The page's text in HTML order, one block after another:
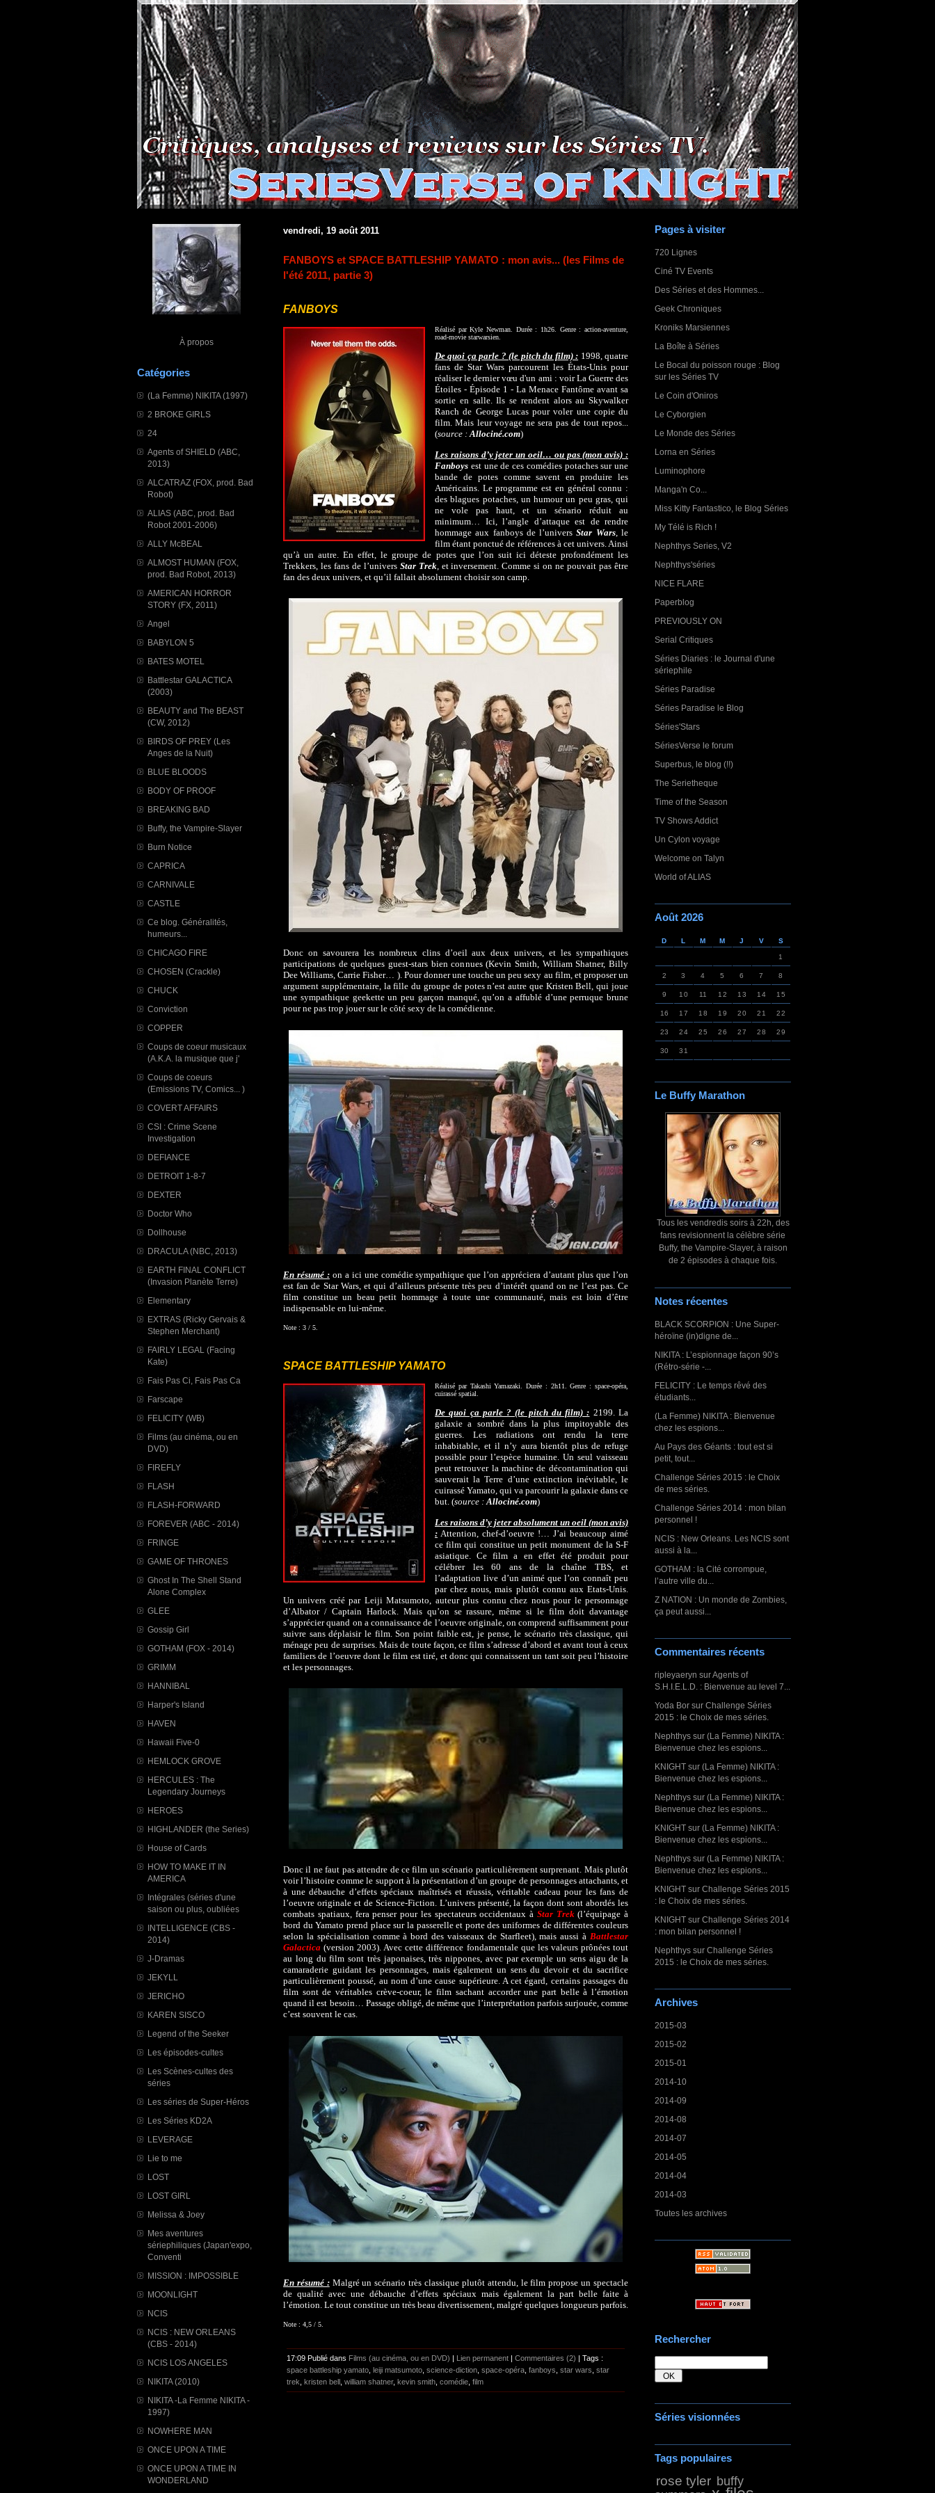
À propos
Catégories
(La Femme) NIKITA (1997)
2 BROKE GIRLS
24
Agents of SHIELD (ABC,
2013)
ALCATRAZ (FOX, prod. Bad
Robot)
ALIAS (ABC, prod. Bad
Robot 2001-2006)
ALLY McBEAL
ALMOST HUMAN (FOX,
prod. Bad Robot, 2013)
AMERICAN HORROR
STORY (FX, 2011)
Angel
BABYLON 5
BATES MOTEL
Battlestar GALACTICA
(2003)
BEAUTY and The BEAST
(CW, 2012)
BIRDS OF PREY (Les
Anges de la Nuit)
BLUE BLOODS
BODY OF PROOF
BREAKING BAD
Buffy, the Vampire-Slayer
Burn Notice
CAPRICA
CARNIVALE
CASTLE
Ce blog. Généralités,
humeurs...
CHICAGO FIRE
CHOSEN (Crackle)
CHUCK
Conviction
COPPER
Coups de coeur musicaux
(A.K.A. la musique que j'
Coups de coeurs
(Emissions TV, Comics... )
COVERT AFFAIRS
CSI : Crime Scene
Investigation
DEFIANCE
DETROIT 1-8-7
DEXTER
Doctor Who
Dollhouse
DRACULA (NBC, 2013)
EARTH FINAL CONFLICT
(Invasion Planète Terre)
Elementary
EXTRAS (Ricky Gervais &
Stephen Merchant)
FAIRLY LEGAL (Facing
Kate)
Fais Pas Ci, Fais Pas Ca
Farscape
FELICITY (WB)
Films (au cinéma, ou en
DVD)
FIREFLY
FLASH
FLASH-FORWARD
FOREVER (ABC - 2014)
FRINGE
GAME OF THRONES
Ghost In The Shell Stand
Alone Complex
GLEE
Gossip Girl
GOTHAM (FOX - 2014)
GRIMM
HANNIBAL
Harper's Island
HAVEN
Hawaii Five-0
HEMLOCK GROVE
HERCULES : The
Legendary Journeys
HEROES
HIGHLANDER (the Series)
House of Cards
HOW TO MAKE IT IN
AMERICA
Intégrales (séries d'une
saison ou plus, oubliées
INTELLIGENCE (CBS -
2014)
J-Dramas
JEKYLL
JERICHO
KAREN SISCO
Legend of the Seeker
Les épisodes-cultes
Les Scènes-cultes des
séries
Les séries de Super-Héros
Les Séries KD2A
LEVERAGE
Lie to me
LOST
LOST GIRL
Melissa & Joey
Mes aventures
sériephiliques (Japan'expo,
Conventi
MISSION : IMPOSSIBLE
MOONLIGHT
NCIS
NCIS : NEW ORLEANS
(CBS - 2014)
NCIS LOS ANGELES
NIKITA (2010)
NIKITA -La Femme NIKITA -
1997)
NOWHERE MAN
ONCE UPON A TIME
ONCE UPON A TIME IN
WONDERLAND
Pages à visiter
720 Lignes
Ciné TV Events
Des Séries et des Hommes...
Geek Chroniques
Kroniks Marsiennes
La Boîte à Séries
Le Bocal du poisson rouge : Blog
sur les Séries TV
Le Coin d'Oniros
Le Cyborgien
Le Monde des Séries
Lorna en Séries
Luminophore
Manga'n Co...
Miss Kitty Fantastico, le Blog Séries
My Télé is Rich !
Nephthys Series, V2
Nephthys'séries
NICE FLARE
Paperblog
PREVIOUSLY ON
Serial Critiques
Séries Diaries : le Journal d'une
sériephile
Séries Paradise
Séries Paradise le Blog
Séries'Stars
SériesVerse le forum
Superbus, le blog (!!)
The Serietheque
Time of the Season
TV Shows Addict
Un Cylon voyage
Welcome on Talyn
World of ALIAS
Août 2026
D L M M J V S
1
2 3 4 5 6 7 8
9 10 11 12 13 14 15
16 17 18 19 20 21 22
23 24 25 26 27 28 29
30 31
Le Buffy Marathon
Tous les vendredis soirs à 22h, des
fans revisionnent la célèbre série
Buffy, the Vampire-Slayer, à raison
de 2 épisodes à chaque fois.
Notes récentes
BLACK SCORPION : Une Super-
héroïne (in)digne de...
NIKITA : L’espionnage façon 90’s
(Rétro-série -...
FELICITY : Le temps rêvé des
étudiants...
(La Femme) NIKITA : Bienvenue
chez les espions...
Au Pays des Géants : tout est si
petit, tout...
Challenge Séries 2015 : le Choix
de mes séries.
Challenge Séries 2014 : mon bilan
personnel !
NCIS : New Orleans. Les NCIS sont
aussi à la...
GOTHAM : la Cité corrompue,
l’autre ville du...
Z NATION : Un monde de Zombies,
ça peut aussi...
Commentaires récents
ripleyaeryn surAgents of
S.H.I.E.L.D. : Bienvenue au level 7...
Yoda Bor sur Challenge Séries
2015 : le Choix de mes séries.
Nephthys sur (La Femme) NIKITA :
Bienvenue chez les espions...
KNIGHT sur (La Femme) NIKITA :
Bienvenue chez les espions...
Nephthys sur (La Femme) NIKITA :
Bienvenue chez les espions...
KNIGHT sur (La Femme) NIKITA :
Bienvenue chez les espions...
Nephthys sur (La Femme) NIKITA :
Bienvenue chez les espions...
KNIGHT sur Challenge Séries 2015
: le Choix de mes séries.
KNIGHT sur Challenge Séries 2014
: mon bilan personnel !
Nephthys sur Challenge Séries
2015 : le Choix de mes séries.
Archives
2015-03
2015-02
2015-01
2014-10
2014-09
2014-08
2014-07
2014-05
2014-04
2014-03
Toutes les archives
Rechercher
Séries visionnées
Tags populaires
rose tyler buffy
vendredi, 19 août 2011
FANBOYS et SPACE BATTLESHIP YAMATO : mon avis... (les Films de
l'été 2011, partie 3)
FANBOYS
Réalisé par Kyle Newman. Durée : 1h26. Genre : action-aventure,
road-movie starwarsien.
De quoi ça parle ? (le pitch du film) : 1998, quatre
fans de Star Wars parcourent les États-Unis pour
réaliser le dernier vœu d'un ami : voir La Guerre des
Étoiles - Épisode 1 - La Menace Fantôme avant sa
sortie en salle. Ils se rendent alors au Skywalker
Ranch de George Lucas pour voler une copie du
film. Mais leur voyage ne sera pas de tout repos...
(source :Allociné.com)
Les raisons d’y jeter un oeil… ou pas (mon avis) :
Fanboys est une de ces comédies potaches sur une
bande de potes comme savent en produire les
Américains. Le programme est en général connu :
des blagues potaches, un humour un peu gras, qui
ne vole pas haut, et un sénario réduit au
minimum… Ici, l’angle d’attaque est de rendre
hommage aux fanboys de l’universStar Wars, le
film étant ponctué de références à cet univers. Ainsi
qu’à un autre. En effet, le groupe de potes que l’on suit ici déteste profondément les
Trekkers, les fans de l’univers Star Trek, et inversement. Comme si on ne pouvait pas être
fan des deux univers, et qu’il fallait absolument choisir son camp.
Donc on savourera les nombreux clins d’oeil aux deux univers, et les sympathiques
participations de quelques guest-stars bien connues (Kevin Smith, William Shatner, Billy
Dee Williams, Carrie Fisher… ). Pour donner une touche un peu sexy au film, et proposer un
argument supplémentaire, la fille du groupe de potes n’est autre que Kristen Bell, qui joue
une sympathique geekette un peu garçon manqué, qu’on a affublé d’une perruque brune
pour ne pas trop jouer sur le côté sexy de la comédienne.
En résumé :on a ici une comédie sympathique que l’on appréciera d’autant plus que l’on
est fan de Star Wars, et qui d’ailleurs présente très peu d’intérêt quand on ne l’est pas. Ce
film constitue un beau petit hommage à toute une communauté, mais est loin d’être
indispensable en lui-même.
Note : 3 / 5.
SPACE BATTLESHIP YAMATO
Réalisé par Takashi Yamazaki. Durée : 2h11. Genre : space-opéra,
cuirassé spatial.
De quoi ça parle ? (le pitch du film) : 2199. La
galaxie a sombré dans la plus impitoyable des
guerres. Les radiations ont rendu la terre
inhabitable, et il n’y aura bientôt plus de refuge
possible pour l’espèce humaine. Un seul vaisseau
peut retrouver la machine de décontamination qui
sauverait la Terre d’une extinction inévitable, le
cuirassé Yamato, qui va parcourir la galaxie dans ce
but. (source : Allociné.com)
Les raisons d’y jeter absolument un oeil (mon avis)
: Attention, chef-d’oeuvre !… J’ai beaucoup aimé
ce film qui constitue un petit monument de la S-F
asiatique. Ce film a en effet été produit pour
célébrer les 60 ans de la chaîne TBS, et
l’adaptation live d’un animé que l’on connaît peu
par chez nous, mais plutôt connu aux Etats-Unis.
Un univers créé par Leiji Matsumoto, auteur plus connu chez nous pour le personnage
d’Albator / Captain Harlock. Mais qu’on se rassure, même si le film doit davantage
s’apprécier quand on a connaissance de l’oeuvre originale, on comprend suffisamment pour
suivre sans déplaisir le film. Son point faible est, je pense, le scénario très classique, qui
ménage peu de surprises. Mais de toute façon, ce film s’adresse d’abord et avant tout à ceux
familiers de l’oeuvre dont le film est tiré, et donc qui connaissent un tant soit peu l’histoire
et les personnages.
Donc il ne faut pas attendre de ce film un scénario particulièrement surprenant. Mais plutôt
voir l’histoire comme le support à la présentation d’un groupe de personnages attachants, et
à une débauche d’effets spéciaux maîtrisés et réussis, véritable cadeau pour les fans de
l’oeuvre originale et de Science-Fiction. L’univers présenté, la façon dont sont abordés les
combats spatiaux, fera penser pour les spectateurs occidentaux à Star Trek(l’équipage à
bord du Yamato prend place sur la passerelle et porte des uniformes de différentes couleurs
selon la spécialisation comme à bord des vaisseaux de Starfleet), mais aussi à Battlestar
Galactica (version 2003). Avec cette différence fondamentale que les valeurs prônées tout
au long du film sont très japonaises, très nippones, avec par exemple un sens aigu de la
camaraderie guidant les personnages, mais également un sens du devoir et du sacrifice
particulièrement poussé, au nom d’une cause supérieure. A cet égard, certains passages du
film sont de véritables crève-coeur, le film sachant accorder une part belle à l’émotion
quand il est besoin… Passage obligé, de même que l’interprétation parfois surjouée, comme
c’est souvent le cas.
En résumé :Malgré un scénario très classique plutôt attendu, le film propose un spectacle
de qualité avec une débauche d’effets spéciaux mais également la part belle faite à
l’émotion. Le tout constitue un très beau divertissement, malgré quelques longueurs parfois.
Note : 4,5 / 5.
17:09 Publié dans Films (au cinéma, ou en DVD) | Lien permanent | Commentaires (2) | Tags :
space battleship yamato leiji matsumoto science-diction space-opéra fanboys star wars star
trek kristen bell william shatner, kevin smith comédie film